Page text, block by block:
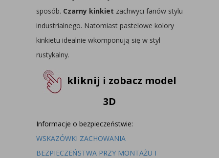
sposób. Czarny kinkiet zachwyci fanów stylu
industrialnego. Natomiast pastelowe kolory
kinkietu idealnie wkomponują się w styl
rustykalny.
kliknij i zobacz model
3D
Informacje o bezpieczeństwie:
WSKAZÓWKI ZACHOWANIA
BEZPIECZEŃSTWA PRZY MONTAŻU I